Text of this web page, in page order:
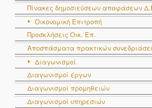
Πίνακες δημοσιεύσεων αποφάσεων
Οικονομική Επιτροπή
Προσκλήσεις Οικ. Επ.
Αποσπάσματα πρακτικών
Διαγωνισμοί
Διαγωνισμοί έργων
Διαγωνισμοί προμηθειών
Διαγωνισμοί υπηρεσιών